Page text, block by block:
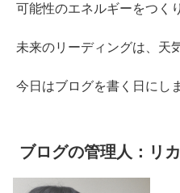
可能性のエネルギーをつく
未来のリーディングは、天
今日はブログを書く日にし
ブログの管理人：リ